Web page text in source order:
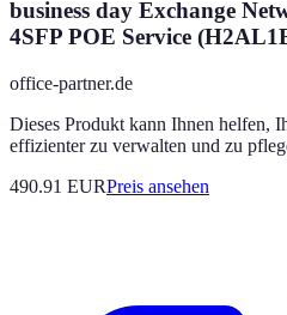
business day Exchange
4SFP POE Service
office-partner.de
Dieses Produkt kann Ihnen helfen,
effizienter zu verwalten und zu
490.91 EURPreis ansehen